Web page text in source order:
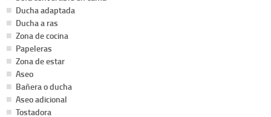
Ducha adaptada
Ducha a ras
Zona de cocina
Papeleras
Zona de estar
Aseo
Bañera o ducha
Aseo adicional
Tostadora